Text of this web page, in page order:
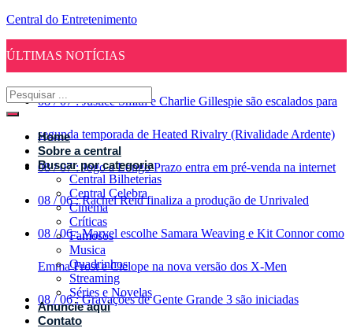
Central do Entretenimento
ÚLTIMAS NOTÍCIAS
08 / 07 : Justice Smith e Charlie Gillespie são escalados para
segunda temporada de Heated Rivalry (Rivalidade Ardente)
08 / 07 : Jogo a Longo Prazo entra em pré-venda na internet
08 / 06 : Rachel Reid finaliza a produção de Unrivaled
08 / 06 : Marvel escolhe Samara Weaving e Kit Connor como
Emma Frost e Ciclope na nova versão dos X-Men
08 / 06 : Gravações de Gente Grande 3 são iniciadas
Home
Sobre a central
Buscar por categoria
Central Bilheterias
Central Celebra
Cinema
Críticas
Famosos
Musica
Quadrinhos
Streaming
Séries e Novelas
Anuncie aqui
Contato